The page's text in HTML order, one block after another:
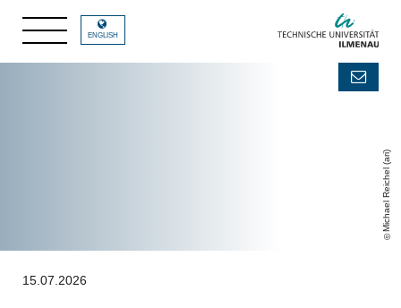
Michael Reichel (ari)
ENGLISH
15.07.2026